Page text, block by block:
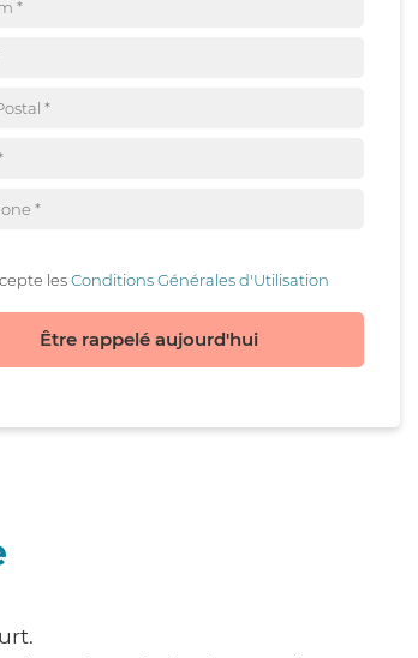
lesConditions Générales d'Utilisation
Être rappelé aujourd'hui